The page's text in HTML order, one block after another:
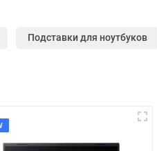
Подставки для ноутбуков